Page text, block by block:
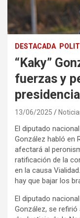
DESTACADA
“Kaky”
fuerzas y
13/06/2025
El diputado
González habló en
afectará al
ratificación de la
en la causa
hay que bajar los
El diputado
González, se